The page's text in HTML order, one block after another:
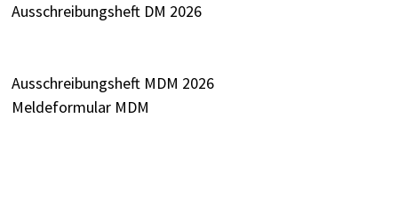
Ausschreibungsheft DM 2026
Ausschreibungsheft MDM 2026
Meldeformular MDM